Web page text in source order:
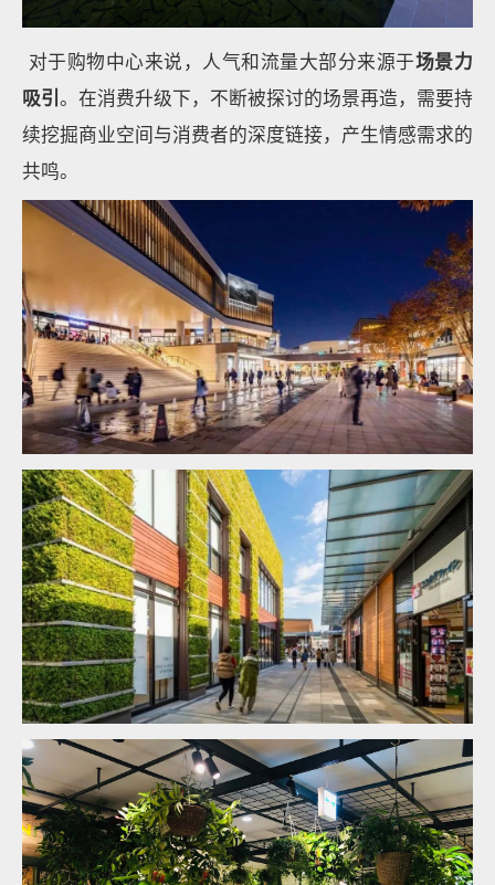
对于购物中心来说，人气和流量大部分来源于场景力
吸引。在消费升级下，不断被探讨的场景再造，需要持
续挖掘商业空间与消费者的深度链接，产生情感需求的
共鸣。